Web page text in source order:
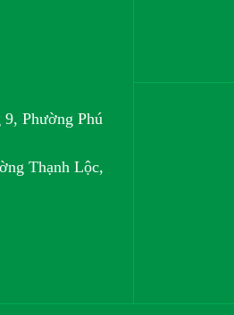
Phường Phú
Thạnh Lộc,